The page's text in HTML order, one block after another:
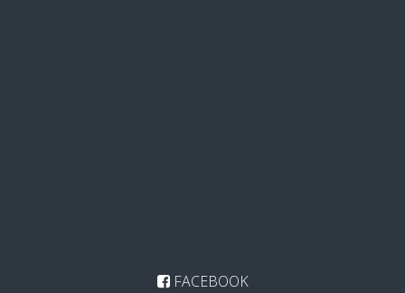
FACEBOOK